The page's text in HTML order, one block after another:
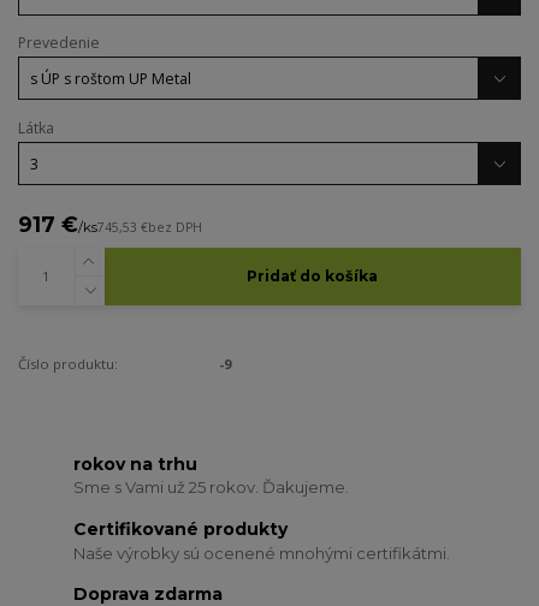
Prevedenie
Látka
917 €/ks745,53 €bez DPH
Pridať do košíka
Číslo produktu: -9
rokov na trhu
Sme s Vami už 25 rokov. Ďakujeme.
Certifikované produkty
Naše výrobky sú ocenené mnohými certifikátmi.
Doprava zdarma